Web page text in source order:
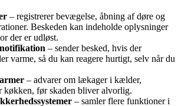
– registrerer bevægelse, åbning af døre og
Beskeden kan indeholde oplysninger
der er udløst.
– sender besked, hvis der
varme, så du kan reagere hurtigt, selv når du
– advarer om lækager i kælder,
køkken, før skaden bliver alvorlig.
– samler flere funktioner i